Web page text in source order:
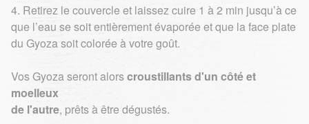
4. Retirez le couvercle et laissez cuire 1 à 2 min jusqu’à ce
que l’eau se soit entièrement évaporée et que la face plate
du Gyoza soit colorée à votre goût.
Vos Gyoza seront alorscroustillants d'un côté et
moelleux
de l'autre, prêts à être dégustés.